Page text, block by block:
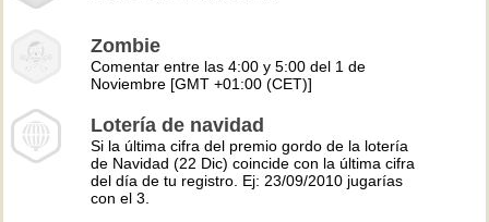
Zombie
Comentar entre las 4:00 y 5:00 del 1 de
Noviembre [GMT +01:00 (CET)]
Lotería de navidad
Si la última cifra del premio gordo de la lotería
de Navidad (22 Dic) coincide con la última cifra
del día de tu registro. Ej: 23/09/2010 jugarías
con el 3.